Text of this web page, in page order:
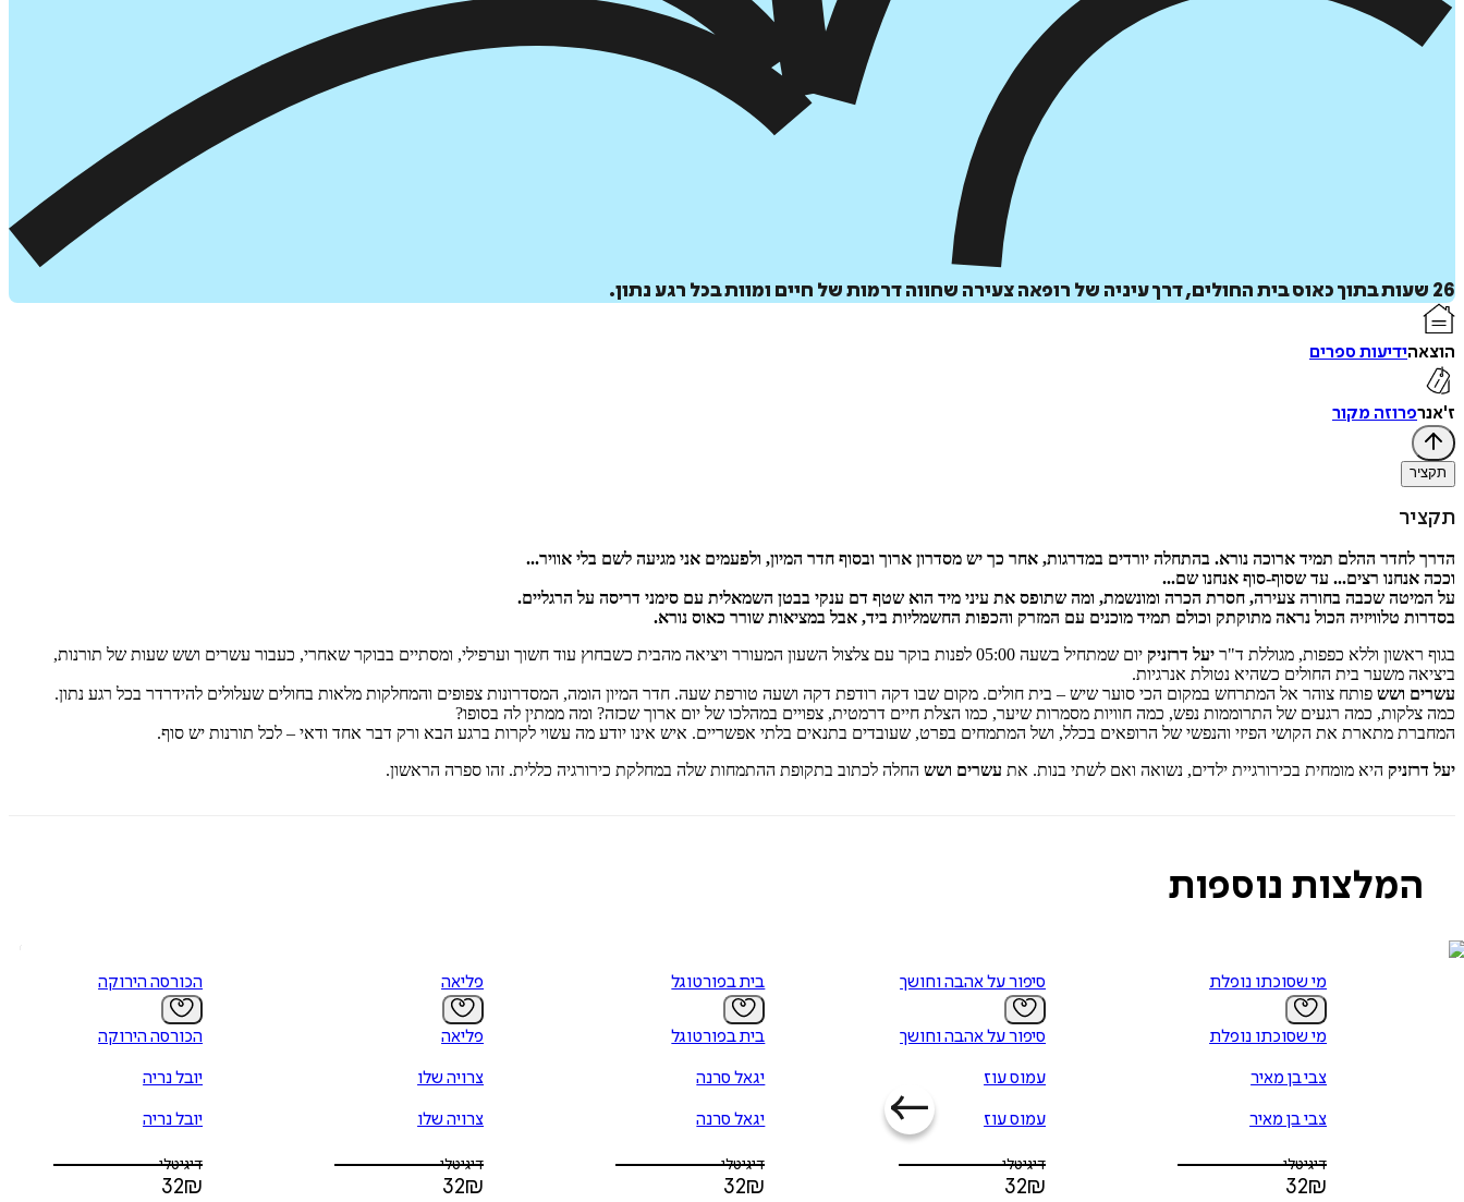
₪32 מחיר קודם: ₪46
₪39
₪68.6 26 שעות בתוך כאוס בית החולים, דרך עיניה של רופאה צעירה שחווה דרמות של חיים ומוות בכל רגע נתון.
הוצאהידיעות ספרים
ז'אנרפרוזה מקור
תקציר
תקציר
הדרך לחדר ההלם תמיד ארוכה נורא. בהתחלה יורדים במדרגות, אחר כך יש מסדרון ארוך ובסוף חדר המיון, ולפעמים אני מגיעה לשם בלי אוויר...
וככה אנחנו רצים... עד שסוף-סוף אנחנו שם...
על המיטה שכבה בחורה צעירה, חסרת הכרה ומונשמת, ומה שתופס את עיני מיד הוא שטף דם ענקי בבטן השמאלית עם סימני דריסה על הרגליים.
בסדרות טלוויזיה הכול נראה מתוקתק וכולם תמיד מוכנים עם המזרק והכפות החשמליות ביד, אבל במציאות שורר כאוס נורא.
בגוף ראשון וללא כפפות, מגוללת ד"ר יעל דרזניק
יום שמתחיל בשעה 05:00 לפנות בוקר עם צלצול השעון המעורר ויציאה מהבית כשבחוץ עוד חשוך וערפילי, ומסתיים בבוקר שאחרי, כעבור עשרים ושש שעות של תורנות,
ביציאה משער בית החולים כשהיא נטולת אנרגיות.
עשרים ושש פותח צוהר אל המתרחש במקום הכי סוער שיש – בית חולים. מקום שבו דקה רודפת דקה ושעה טורפת שעה. חדר המיון הומה, המסדרונות צפופים והמחלקות מלאות בחולים שעלולים להידרדר בכל רגע נתון.
כמה צלקות, כמה רגעים של התרוממות נפש, כמה חוויות מסמרות שיער, כמו הצלת חיים דרמטית, צפויים במהלכו של יום ארוך שכזה? ומה ממתין לה בסופו?
המחברת מתארת את הקושי הפיזי והנפשי של הרופאים בכלל, ושל המתמחים בפרט, שעובדים בתנאים בלתי אפשריים. איש אינו יודע מה עשוי לקרות ברגע הבא ורק דבר אחד ודאי – לכל תורנות יש סוף.
יעל דרזניק היא מומחית בכירורגיית ילדים, נשואה ואם לשתי בנות. את עשרים ושש החלה לכתוב בתקופת ההתמחות שלה במחלקת כירורגיה כללית. זהו ספרה הראשון.
המלצות נוספות
מי שסוכתו נופלת
מי שסוכתו נופלת
צבי בן מאיר
צבי בן מאיר
דיגיטלי
32₪
סיפור על אהבה וחושך
סיפור על אהבה וחושך
עמוס עוז
עמוס עוז
דיגיטלי
32₪
בית בפורטוגל
בית בפורטוגל
יגאל סרנה
יגאל סרנה
דיגיטלי
32₪
פליאה
פליאה
צרויה שלו
צרויה שלו
דיגיטלי
32₪
הכורסה הירוקה
הכורסה הירוקה
יובל נריה
יובל נריה
דיגיטלי
32₪